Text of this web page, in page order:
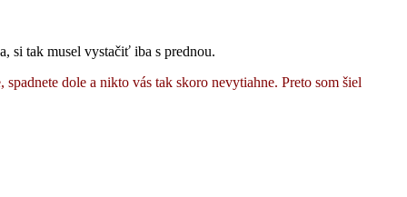
si tak musel vystačiť iba s prednou.
dole a nikto vás tak skoro nevytiahne. Preto som šiel